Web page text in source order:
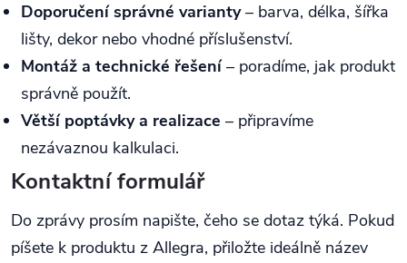
Doporučení správné varianty– barva, délka, šířka
lišty, dekor nebo vhodné příslušenství.
Montáž a technické řešení– poradíme, jak produkt
správně použít.
Větší poptávky a realizace – připravíme
nezávaznou kalkulaci.
Kontaktní formulář
Do zprávy prosím napište, čeho se dotaz týká. Pokud
píšete k produktu z Allegra, přiložte ideálně název